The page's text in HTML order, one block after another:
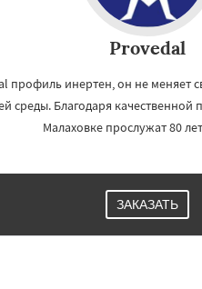
Provedal
профиль инертен, он не меняет
среды. Благодаря качественной
Малаховке прослужат 80
ЗАКАЗАТЬ